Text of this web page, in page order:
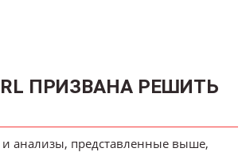
ПРИЗВАНА РЕШИТЬ
анализы, представленные выше,